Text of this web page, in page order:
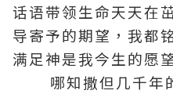
话语带领生命天天在
导寄予的期望，我都
满足神是我今生的愿
哪知撒但几千年